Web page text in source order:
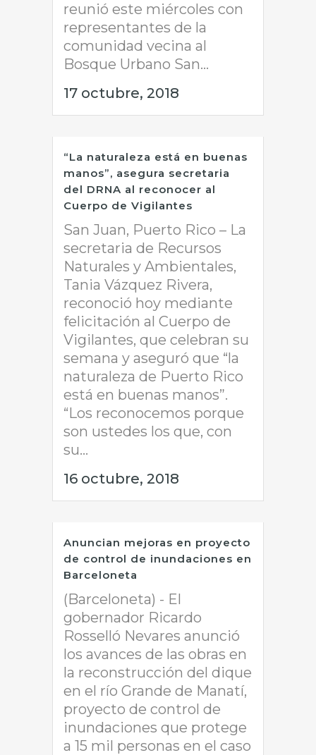
reunió este miércoles con
representantes de la
comunidad vecina al
Bosque Urbano San...
17 octubre, 2018
“La naturaleza está en buenas
manos”, asegura secretaria
del DRNA al reconocer al
Cuerpo de Vigilantes
San Juan, Puerto Rico – La
secretaria de Recursos
Naturales y Ambientales,
Tania Vázquez Rivera,
reconoció hoy mediante
felicitación al Cuerpo de
Vigilantes, que celebran su
semana y aseguró que “la
naturaleza de Puerto Rico
está en buenas manos”.
“Los reconocemos porque
son ustedes los que, con
su...
16 octubre, 2018
Anuncian mejoras en proyecto
de control de inundaciones en
Barceloneta
(Barceloneta) - El
gobernador Ricardo
Rosselló Nevares anunció
los avances de las obras en
la reconstrucción del dique
en el río Grande de Manatí,
proyecto de control de
inundaciones que protege
a 15 mil personas en el caso